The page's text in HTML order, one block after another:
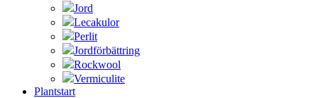
Jord
Lecakulor
Perlit
Jordförbättring
Rockwool
Vermiculite
Plantstart